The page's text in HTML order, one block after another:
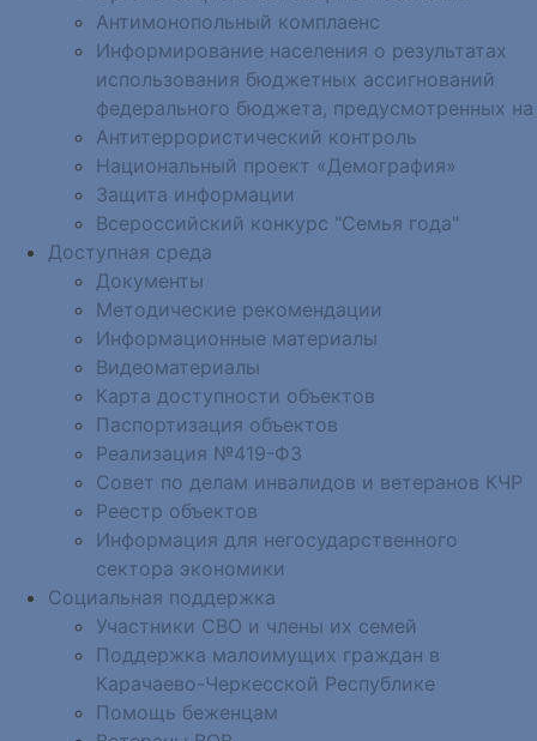
Антимонопольный комплаенс
Информирование населения о результатах
использования бюджетных ассигнований
федерального бюджета, предусмотренных на
Антитеррористический контроль
Национальный проект «Демография»
Защита информации
Всероссийский конкурс "Семья года"
Доступная среда
Документы
Методические рекомендации
Информационные материалы
Видеоматериалы
Карта доступности объектов
Паспортизация объектов
Реализация №419-ФЗ
Совет по делам инвалидов и ветеранов КЧР
Реестр объектов
Информация для негосударственного
сектора экономики
Социальная поддержка
Участники СВО и члены их семей
Поддержка малоимущих граждан в
Карачаево-Черкесской Республике
Помощь беженцам